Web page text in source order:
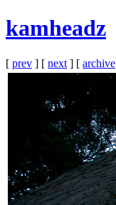
kamheadz
[ prev ] [ next ] [ archive